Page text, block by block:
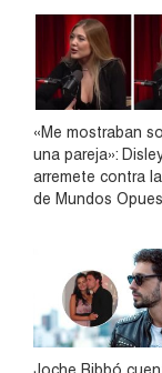
«Me mostraban
una pareja»:
arremete contra
de Mundos
Joche Bibbó